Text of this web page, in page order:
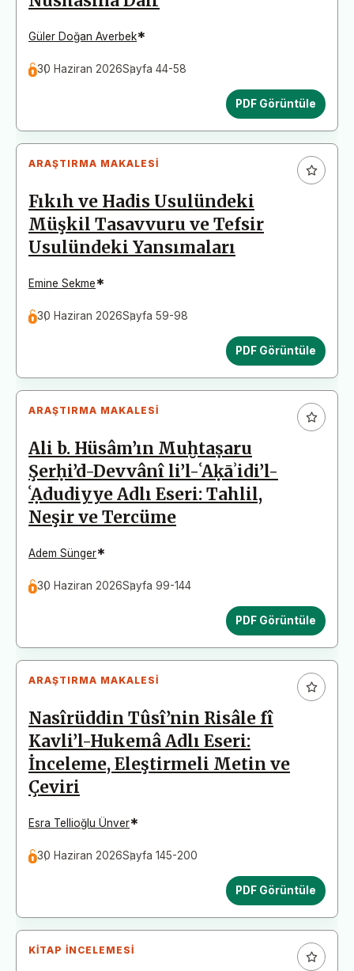
Güler Doğan Averbek*
30 Haziran 2026Sayfa 44-58
PDF Görüntüle
ARAŞTIRMA MAKALESI
Fıkıh ve Hadis Usulündeki
Müşkil Tasavvuru ve Tefsir
Usulündeki Yansımaları
Emine Sekme*
30 Haziran 2026Sayfa 59-98
PDF Görüntüle
ARAŞTIRMA MAKALESI
Ali b. Hüsâm’ın Muḫtaṣaru
Şerḥi’d-Devvânî li’l-ʿAḳāʾidi’l-
ʿẠdudiyye Adlı Eseri: Tahlil,
Neşir ve Tercüme
Adem Sünger*
30 Haziran 2026Sayfa 99-144
PDF Görüntüle
ARAŞTIRMA MAKALESI
Nasîrüddin Tûsî’nin Risâle fî
Kavli’l-Hukemâ Adlı Eseri:
İnceleme, Eleştirmeli Metin ve
Çeviri
Esra Tellioğlu Ünver*
30 Haziran 2026Sayfa 145-200
PDF Görüntüle
KITAP İNCELEMESI